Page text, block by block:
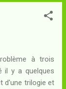
dans le genre
peut
quelques
de
à trois
il y a quelques
d'une trilogie et